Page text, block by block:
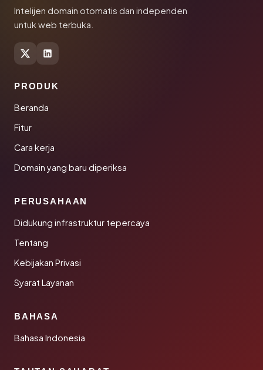
Intelijen domain otomatis dan independen
untuk web terbuka.
PRODUK
Beranda
Fitur
Cara kerja
Domain yang baru diperiksa
PERUSAHAAN
Didukung infrastruktur tepercaya
Tentang
Kebijakan Privasi
Syarat Layanan
BAHASA
Bahasa Indonesia